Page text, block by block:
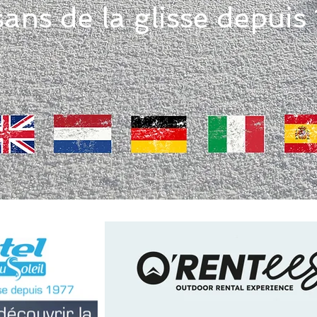
de la glisse depuis